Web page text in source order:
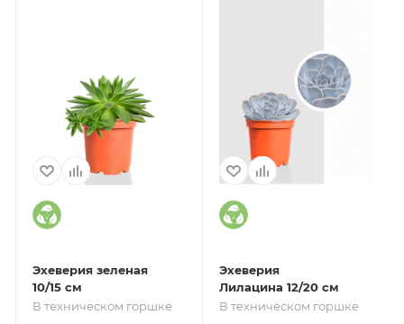
Эхеверия зеленая
10/15 см
В техническом горшке
Эхеверия
Лилацина 12/20 см
В техническом горшке